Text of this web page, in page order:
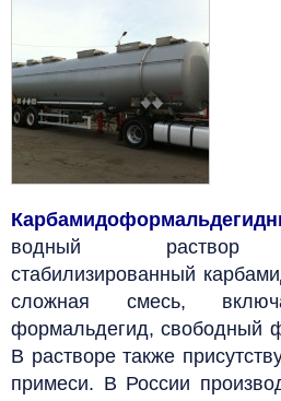
водный раствор
стабилизированный
сложная смесь,
формальдегид, свободный
В растворе также
примеси. В России